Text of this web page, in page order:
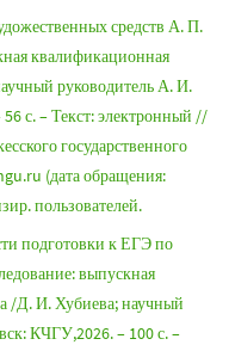
средств А. П.
квалификационная
руководитель А. И.
с. – Текст: электронный //
государственного
(дата обращения:
пользователей.
подготовки к ЕГЭ по
выпускная
/Д. И. Хубиева; научный
КЧГУ,2026. – 100 с. –